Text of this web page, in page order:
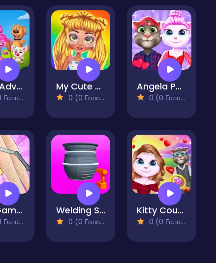
Pet's Adventure A Day To Remember My Cute Unicorn Fashion Dress Up
0 (0 Голосів)
Angela Perfect Valentine
0 (0 Голосів)
Mini Games Relax Collection Welding Simulation
0 (0 Голосів)
Kitty Couple Lovely Valentine
0 (0 Голосів)